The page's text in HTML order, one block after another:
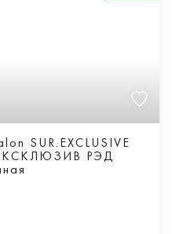
SUR.EXCLUSIVE
РЭД